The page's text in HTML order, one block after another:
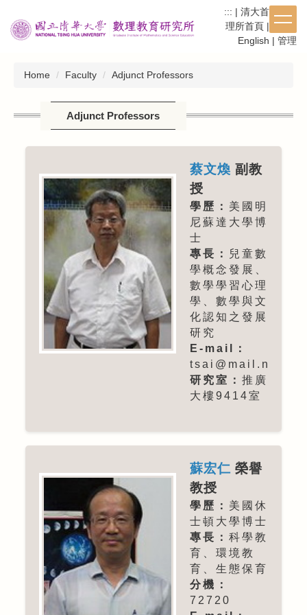
to
the
block
::: | 清大首頁
理所首頁 | 繁體|
English | 管理
Home Faculty Adjunct Professors
Adjunct Professors
蔡文煥 副教
授
學歷： 美國明
尼蘇達大學博
士
專長：
兒童數
學概念發展、
數學學習心理
學、數學與文
化認知之發展
研究
E-mail：
研究室： 推廣
大樓9414室
蘇宏仁 榮譽
教授
學歷： 美國休
士頓大學博士
專長： 科學教
育、環境教
育、生態保育
分機：
72720